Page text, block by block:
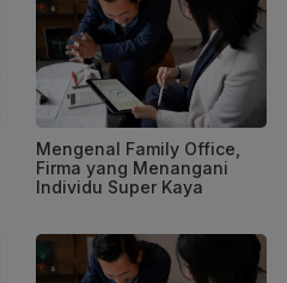
Mengenal Family Office,
Firma yang Menangani
Individu Super Kaya